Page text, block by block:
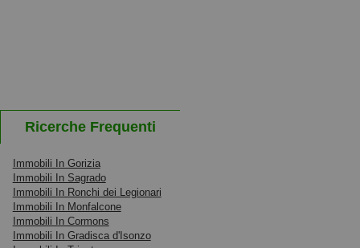
Ricerche Frequenti
Immobili In Gorizia
Immobili In Sagrado
Immobili In Ronchi dei Legionari
Immobili In Monfalcone
Immobili In Cormons
Immobili In Gradisca d'Isonzo